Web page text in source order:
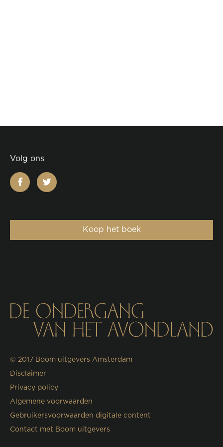
Volg ons
facebooktwitter
Koop het boek
© 2017 Boom uitgevers Amsterdam
Disclaimer
Privacy policy
Algemene voorwaarden
Gebruikersvoorwaarden digitale content
Contact met Boom uitgevers